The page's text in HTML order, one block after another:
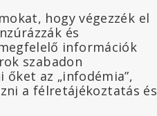
hogy végezzék el
és
információk
szabadon
az „infodémia”,
a félretájékoztatás és